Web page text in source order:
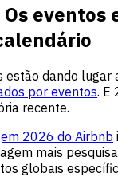
eventos
estão dando lugar
por eventos. E
recente.
2026 do Airbnb
mais
globais